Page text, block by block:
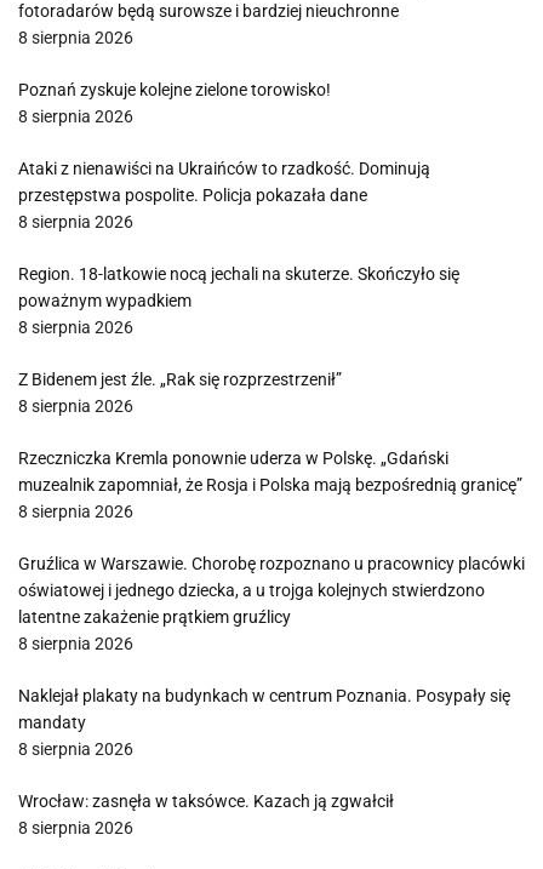
fotoradarów będą surowsze i bardziej nieuchronne
8 sierpnia 2026
Poznań zyskuje kolejne zielone torowisko!
8 sierpnia 2026
Ataki z nienawiści na Ukraińców to rzadkość. Dominują
przestępstwa pospolite. Policja pokazała dane
8 sierpnia 2026
Region. 18-latkowie nocą jechali na skuterze. Skończyło się
poważnym wypadkiem
8 sierpnia 2026
Z Bidenem jest źle. „Rak się rozprzestrzenił”
8 sierpnia 2026
Rzeczniczka Kremla ponownie uderza w Polskę. „Gdański
muzealnik zapomniał, że Rosja i Polska mają bezpośrednią granicę”
8 sierpnia 2026
Gruźlica w Warszawie. Chorobę rozpoznano u pracownicy placówki
oświatowej i jednego dziecka, a u trojga kolejnych stwierdzono
latentne zakażenie prątkiem gruźlicy
8 sierpnia 2026
Naklejał plakaty na budynkach w centrum Poznania. Posypały się
mandaty
8 sierpnia 2026
Wrocław: zasnęła w taksówce. Kazach ją zgwałcił
8 sierpnia 2026